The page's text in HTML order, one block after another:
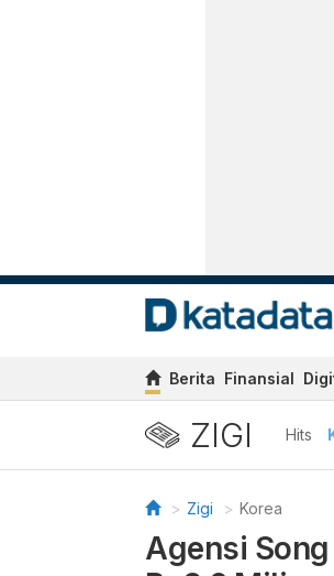
Berita Finansial
ZIGI Hits
Zigi Korea
Agensi